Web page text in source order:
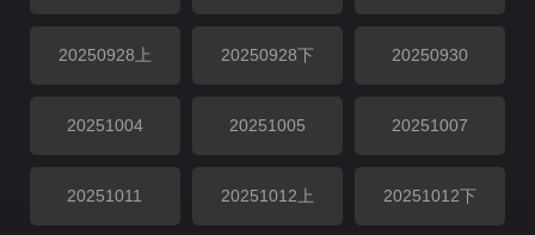
20250928上 20250928下 20250930
20251004 20251005 20251007
20251011 20251012上 20251012下